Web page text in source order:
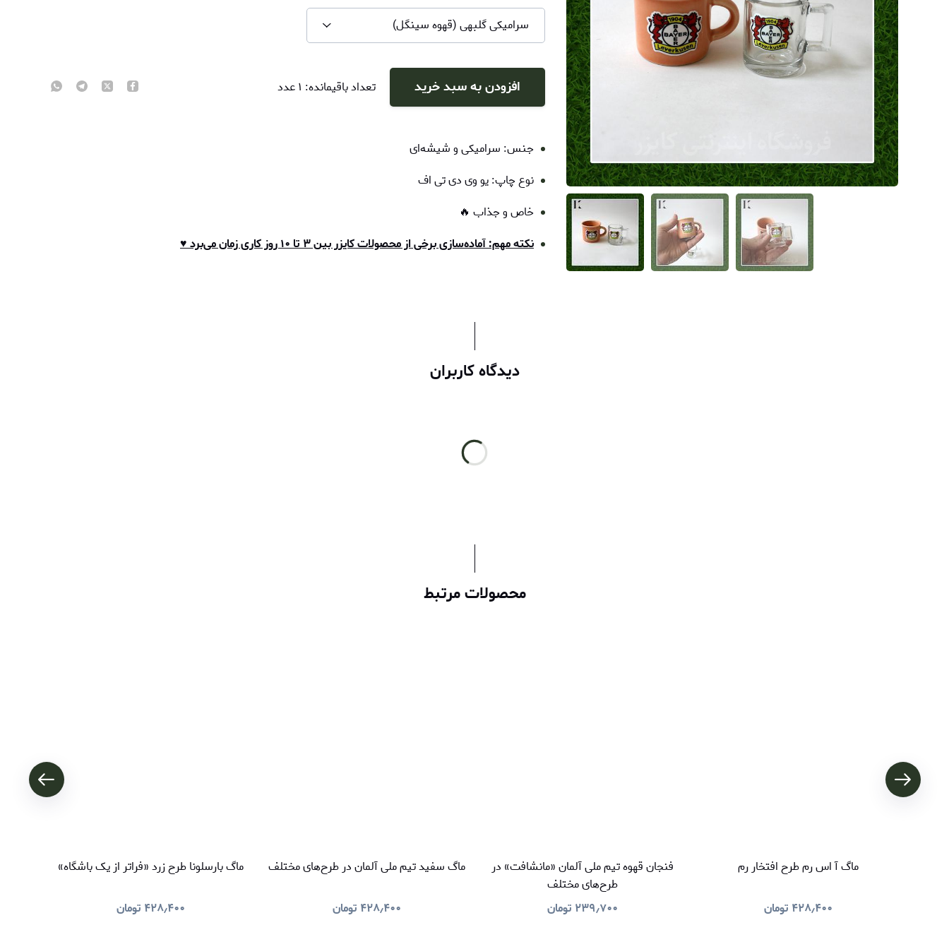
سرامیکی گلبهی (قهوه سینگل)
افزودن به سبد خرید تعداد باقیمانده: ۱عدد
جنس: سرامیکی و شیشه‌ای
نوع چاپ: یو وی دی تی اف
خاص و جذاب 🔥
نکته مهم: آماده‌سازی برخی از محصولات کایزر بین ۳ تا ۱۰ روز کاری زمان می‌برد ♥
دیدگاه کاربران
محصولات مرتبط
ماگ آ اس رم طرح افتخار رم
۴۲۸٫۴۰۰ تومان
فنجان قهوه تیم ملی آلمان «مانشافت» در
طرح‌های مختلف
۲۳۹٫۷۰۰ تومان
ماگ سفید تیم ملی آلمان در طرح‌های مختلف
۴۲۸٫۴۰۰ تومان
ماگ بارسلونا طرح زرد «فراتر از یک باشگاه»
۴۲۸٫۴۰۰ تومان